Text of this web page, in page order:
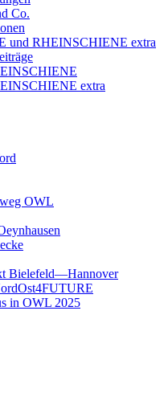
Co.
und RHEINSCHIENE extra
extra
OWL
Bielefeld—Hannover
in OWL 2025